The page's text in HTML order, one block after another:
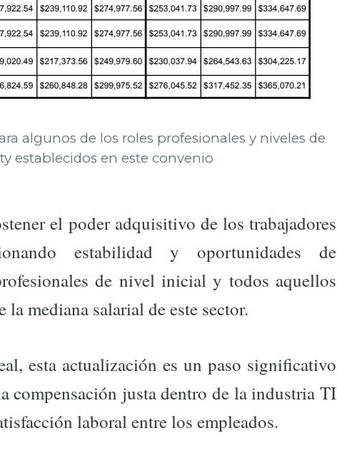
algunos de los roles profesionales y niveles de
establecidos en este convenio
el poder adquisitivo de los trabajadores
estabilidad y oportunidades de
de nivel inicial y todos aquellos
la mediana salarial de este sector.
esta actualización es un paso significativo
compensación justa dentro de la industria TI
laboral entre los empleados.